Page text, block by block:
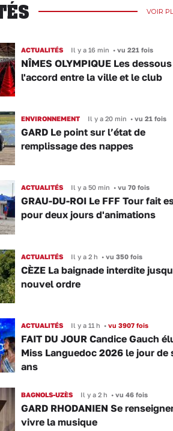
VOIR
ACTUALITÉS Il y a 16 min •vu 221 fois
NÎMES OLYMPIQUE Les
l'accord entre la ville et le club
ENVIRONNEMENT Il y a 20 min •vu 21 fois
GARD Le point sur l’état de
remplissage des nappes
ACTUALITÉS Il y a 50 min •vu 70 fois
GRAU-DU-ROI Le FFF Tour fait
pour deux jours d'animations
ACTUALITÉS Il y a 2 h •vu 350 fois
CÈZE La baignade interdite
nouvel ordre
ACTUALITÉS Il y a 11 h •vu 3907 fois
FAIT DU JOUR Candice Gauch
Miss Languedoc 2026 le jour de
ans
BAGNOLS-UZÈS Il y a 2 h •vu 46 fois
GARD RHODANIEN Se
vivre la musique